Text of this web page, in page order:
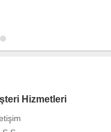
Hizmetleri